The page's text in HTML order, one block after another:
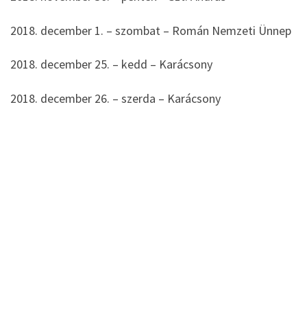
2018. december 1. – szombat – Román Nemzeti Ünnep
2018. december 25. – kedd – Karácsony
2018. december 26. – szerda – Karácsony